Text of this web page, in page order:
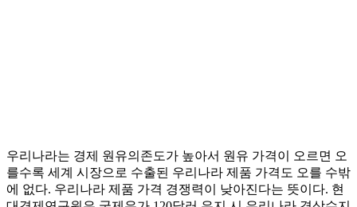
우리나라는 경제 원유의존도가 높아서 원유 가격이 오르면 오
를수록 세계 시장으로 수출된 우리나라 제품 가격도 오를 수밖
에 없다. 우리나라 제품 가격 경쟁력이 낮아진다는 뜻이다. 현